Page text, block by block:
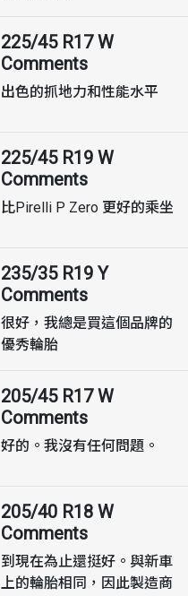
225/45 R17 W
Comments
出色的抓地力和性能水平
225/45 R19 W
Comments
比Pirelli P Zero 更好的乘坐
235/35 R19 Y
Comments
很好，我總是買這個品牌的
優秀輪胎
205/45 R17 W
Comments
好的。我沒有任何問題。
205/40 R18 W
Comments
到現在為止還挺好。與新車
上的輪胎相同，因此製造商